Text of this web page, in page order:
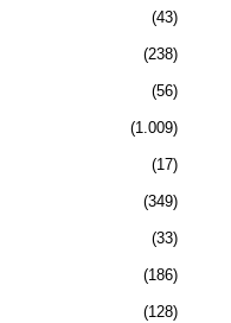
43
238
56
1.009
17
349
33
186
128